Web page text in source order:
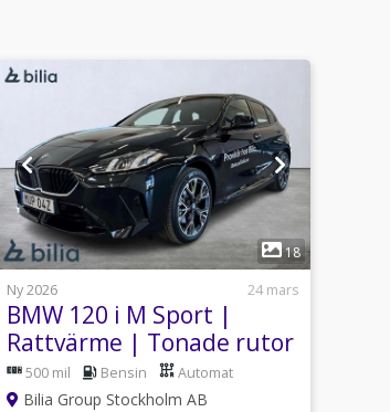
1
18
Ny 2026
24 mars
BMW 120 i M Sport |
Rattvärme | Tonade rutor
| Driving A. Plus
500 mil Bensin Automat
Bilia Group Stockholm AB